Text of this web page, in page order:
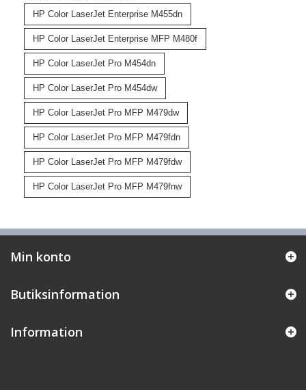
HP Color LaserJet Enterprise M455dn
HP Color LaserJet Enterprise MFP M480f
HP Color LaserJet Pro M454dn
HP Color LaserJet Pro M454dw
HP Color LaserJet Pro MFP M479dw
HP Color LaserJet Pro MFP M479fdn
HP Color LaserJet Pro MFP M479fdw
HP Color LaserJet Pro MFP M479fnw
Min konto
Butiksinformation
Information